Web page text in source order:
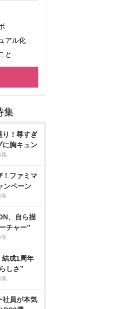
アル化
と
り！尊すぎ
に胸キュン
集
！ファミマ
ンペーン
集
、自ら描
チャー”
集
結成1周年
しさ”
集
社員が本気